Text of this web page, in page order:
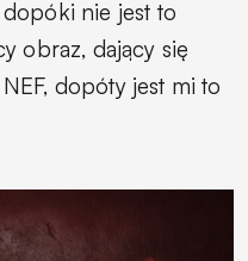
nie jest to
obraz, dający się
dopóty jest mi to